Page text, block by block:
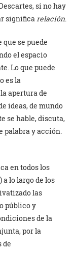
si no hay
significa relación
que se puede
el espacio
Lo que puede
es la
apertura de
ideas, de mundo
se hable, discuta,
y acción.
en todos los
lo largo de los
las
público y
de la
por la
de